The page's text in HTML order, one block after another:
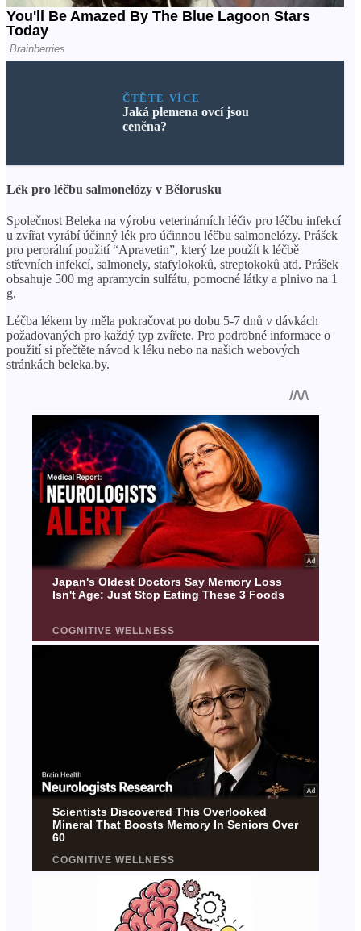
ČTĚTE VÍCE
Jaká plemena ovcí jsou
ceněna?
Lék pro léčbu salmonelózy v Bělorusku
Společnost Beleka na výrobu veterinárních léčiv pro léčbu infekcí
u zvířat vyrábí účinný lék pro účinnou léčbu salmonelózy. Prášek
pro perorální použití “Apravetin”, který lze použít k léčbě
střevních infekcí, salmonely, stafylokoků, streptokoků atd. Prášek
obsahuje 500 mg apramycin sulfátu, pomocné látky a plnivo na 1
g.
Léčba lékem by měla pokračovat po dobu 5-7 dnů v dávkách
požadovaných pro každý typ zvířete. Pro podrobné informace o
použití si přečtěte návod k léku nebo na našich webových
stránkách beleka.by.